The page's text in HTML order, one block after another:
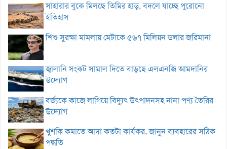
সাহারার বুকে মিলছে তিমির হাড়, বদলে যাচ্ছে পুরোনো
ইতিহাস
শিশু সুরক্ষা মামলায় মেটাকে ৫৬৭ মিলিয়ন ডলার জরিমানা
জ্বালানি সংকট সামাল দিতে বাড়ছে এলএনজি আমদানির
উদ্যোগ
বর্জ্যকে কাজে লাগিয়ে বিদ্যুৎ উৎপাদনসহ নানা পণ্য তৈরির
উদ্যোগ
খুশকি কমাতে আদা কতটা কার্যকর, জানুন ব্যবহারের সঠিক
পদ্ধতি